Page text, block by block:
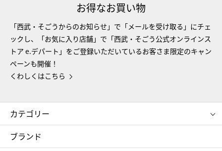
お得なお買い物
「西武・そごうからのお知らせ」で「メールを受け取る」にチェ
ックし、「お気に入り店舗」で「西武・そごう公式オンラインス
トア e.デパート」をご登録いただいているお客さま限定のキャン
ペーンも開催！
くわしくはこちら
カテゴリー
コスメ＆ビューティー
ギフト
レディース
ブランド